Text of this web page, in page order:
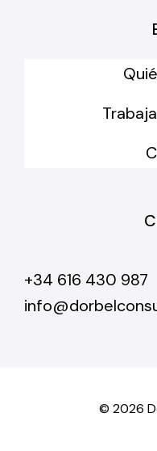
+34 616 430 987
© 2026